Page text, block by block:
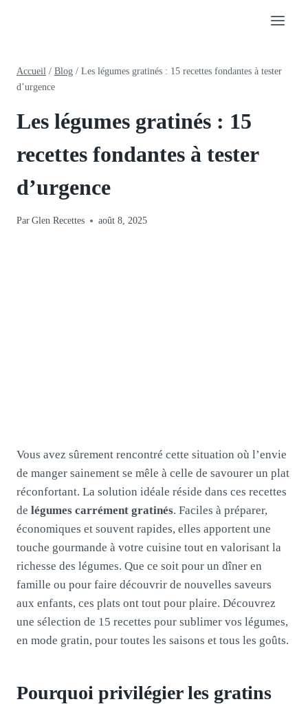
Accueil / Blog / Les légumes gratinés : 15 recettes fondantes à tester
d’urgence
Les légumes gratinés : 15
recettes fondantes à tester
d’urgence
Par Glen Recettes août 8, 2025
Vous avez sûrement rencontré cette situation où l’envie
de manger sainement se mêle à celle de savourer un plat
réconfortant. La solution idéale réside dans ces recettes
de légumes carrément gratinés. Faciles à préparer,
économiques et souvent rapides, elles apportent une
touche gourmande à votre cuisine tout en valorisant la
richesse des légumes. Que ce soit pour un dîner en
famille ou pour faire découvrir de nouvelles saveurs
aux enfants, ces plats ont tout pour plaire. Découvrez
une sélection de 15 recettes pour sublimer vos légumes,
en mode gratin, pour toutes les saisons et tous les goûts.
Pourquoi privilégier les gratins